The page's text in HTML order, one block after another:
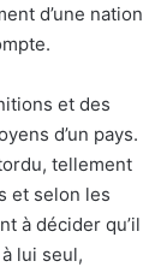
d’une nation
et des
d’un pays.
tellement
et selon les
à décider qu’il
lui seul,